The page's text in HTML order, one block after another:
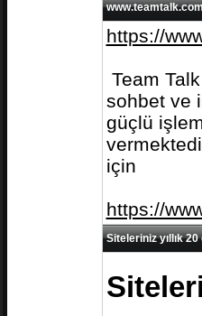
https://
Team
sohbet ve
güçlü
için
https://
Siteleriniz yıllık 20